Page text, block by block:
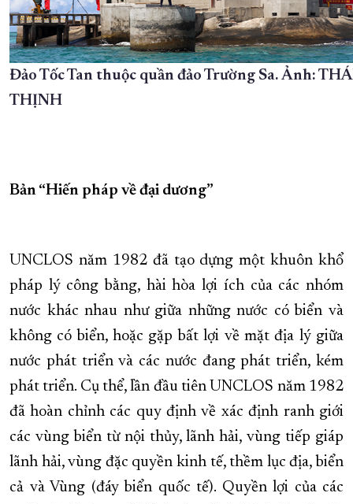
Đảo Tốc Tan thuộc quần đảo Trường Sa. Ảnh:
THỊNH
Bản “Hiến pháp về đại dương”
UNCLOS năm 1982 đã tạo dựng một khuôn khổ
pháp lý công bằng, hài hòa lợi ích của các nhóm
nước khác nhau như giữa những nước có biển và
không có biển, hoặc gặp bất lợi về mặt địa lý giữa
nước phát triển và các nước đang phát triển, kém
phát triển. Cụ thể, lần đầu tiên UNCLOS năm 1982
đã hoàn chỉnh các quy định về xác định ranh giới
các vùng biển từ nội thủy, lãnh hải, vùng tiếp giáp
lãnh hải, vùng đặc quyền kinh tế, thềm lục địa, biển
cả và Vùng (đáy biển quốc tế). Quyền lợi của các